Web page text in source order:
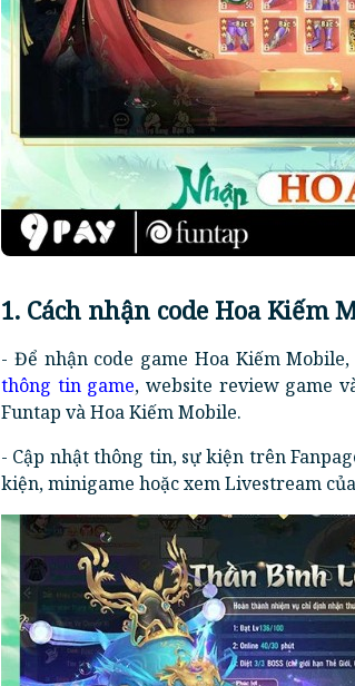
1. Cách nhận code Hoa Kiếm
- Để nhận code game Hoa Kiếm
thông tin game, website review game
Funtap và Hoa Kiếm Mobile.
- Cập nhật thông tin, sự kiện trên
kiện, minigame hoặc xem Livestream